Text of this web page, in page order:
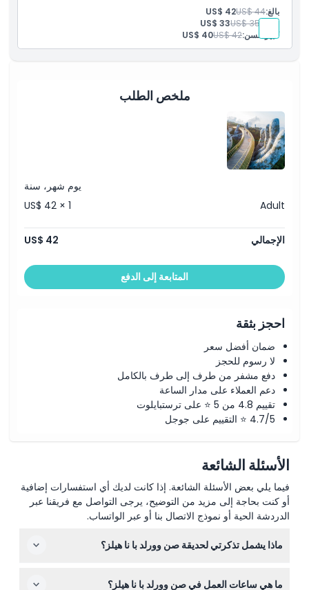
بالغ:US$ 44
US$ 42
طفل:US$ 35
US$ 33
كبير السن:US$ 42
US$ 40
ملخص الطلب
يوم شهر، سنة
Adult
US$ 42 × 1
الإجمالي US$ 42
المتابعة إلى الدفع
احجز بثقة
ضمان أفضل سعر
لا رسوم للحجز
دفع مشفر من طرف إلى طرف بالكامل
دعم العملاء على مدار الساعة
تقييم 4.8 من 5 ⭐ على ترستبايلوت
4.7/5 ⭐ التقييم على جوجل
الأسئلة الشائعة
فيما يلي بعض الأسئلة الشائعة. إذا كانت لديك أي استفسارات إضافية
أو كنت بحاجة إلى مزيد من التوضيح، يرجى التواصل مع فريقنا عبر
الدردشة الحية أو نموذج الاتصال بنا أو عبر الواتساب.
ماذا يشمل تذكرتي لحديقة صن وورلد با نا هيلز؟
إلى رحلة التلفريك، والتي تعتبر واحدة من أفضل الطرق
ما هي ساعات العمل في صن وورلد با نا هيلز؟